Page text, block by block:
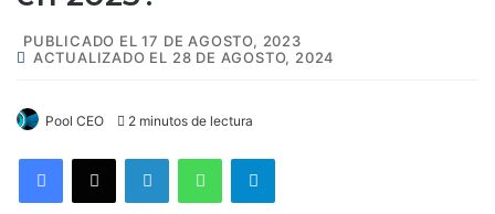
PUBLICADO EL 17 DE AGOSTO, 2023
ACTUALIZADO EL 28 DE AGOSTO, 2024
Pool CEO 2 minutos de lectura